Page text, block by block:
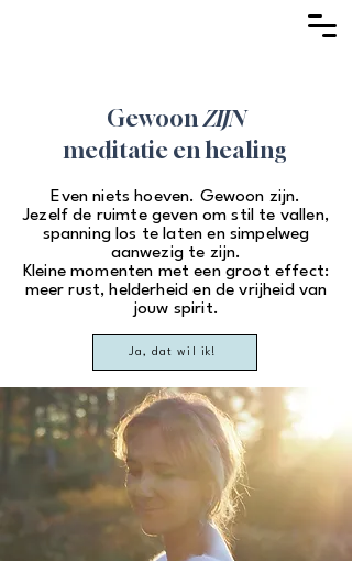
GewoonZIJN
​meditatie en healing
Even niets hoeven. Gewoon zijn.
Jezelf de ruimte geven om stil te vallen,
spanning los te laten en simpelweg
aanwezig te zijn.
Kleine momenten met een groot effect:
meer rust, helderheid en de vrijheid van
jouw spirit.
Ja, dat wil ik!